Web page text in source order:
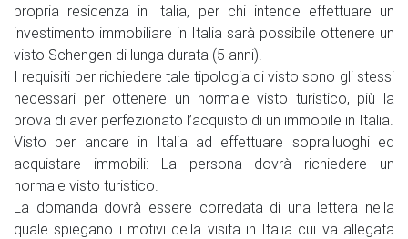
propria residenza in Italia, per chi intende effettuare un
investimento immobiliare in Italia sarà possibile ottenere un
visto Schengen di lunga durata (5 anni).
I requisiti per richiedere tale tipologia di visto sono gli stessi
necessari per ottenere un normale visto turistico, più la
prova di aver perfezionato l’acquisto di un immobile in Italia.
Visto per andare in Italia ad effettuare sopralluoghi ed
acquistare immobili: La persona dovrà richiedere un
normale visto turistico.
La domanda dovrà essere corredata di una lettera nella
quale spiegano i motivi della visita in Italia cui va allegata